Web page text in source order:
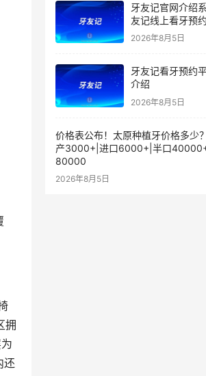
拥
还
牙友记官网介绍
友记线上看牙预
优势在哪里？
2026年8月5日
牙友记看牙预约
介绍
2026年8月5日
价格表公布！太原种植牙价格多少
产3000+|进口6000+|半口
80000
2026年8月5日